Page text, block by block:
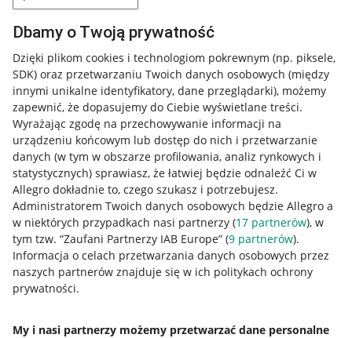
Dbamy o Twoją prywatność
Dzięki plikom cookies i technologiom pokrewnym (np. piksele,
SDK) oraz przetwarzaniu Twoich danych osobowych (między
innymi unikalne identyfikatory, dane przeglądarki), możemy
zapewnić, że dopasujemy do Ciebie wyświetlane treści.
Wyrażając zgodę na przechowywanie informacji na
urządzeniu końcowym lub dostęp do nich i przetwarzanie
danych (w tym w obszarze profilowania, analiz rynkowych i
statystycznych) sprawiasz, że łatwiej będzie odnaleźć Ci w
Allegro dokładnie to, czego szukasz i potrzebujesz.
Administratorem Twoich danych osobowych będzie Allegro a
w niektórych przypadkach nasi partnerzy (17 partnerów), w
tym tzw. “Zaufani Partnerzy IAB Europe” (9 partnerów).
Informacja o celach przetwarzania danych osobowych przez
naszych partnerów znajduje się w ich politykach ochrony
prywatności.
My i nasi partnerzy możemy przetwarzać dane personalne
Nawigacja
Przydatne informacje
Jak to działa